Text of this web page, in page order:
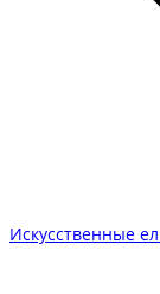
Искусственные